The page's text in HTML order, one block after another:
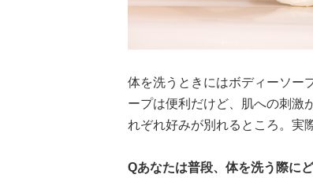
体を洗うときにはボディーソー
ープは便利だけど、肌への刺激
れぞれ好みが別れるところ。実
Qあなたは普段、体を洗う際に